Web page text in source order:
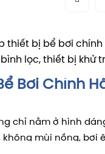
bị bể bơi chính
lọc, thiết bị khử
Bơi Chính
chỉ nằm ở hình
mùi nồng, bơi